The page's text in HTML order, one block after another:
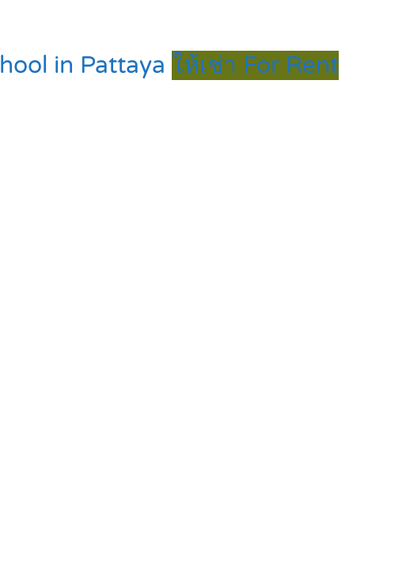
in Pattaya ให้เช่า For Rent